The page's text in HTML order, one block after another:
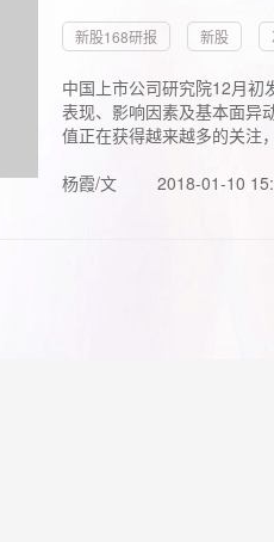
新股168研报 新股
中国上市公司研究院12月初
表现、影响因素及基本面异
值正在获得越来越多的关注
杨霞/文
2018-01-10